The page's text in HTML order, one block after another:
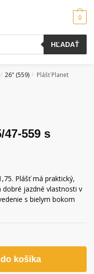
HĽADAŤ
0
/ 26" (559) /
Plášť Planet
47-559 s
Plášť má praktický,
dobré jazdné vlastnosti v
s bielym bokom
košíka